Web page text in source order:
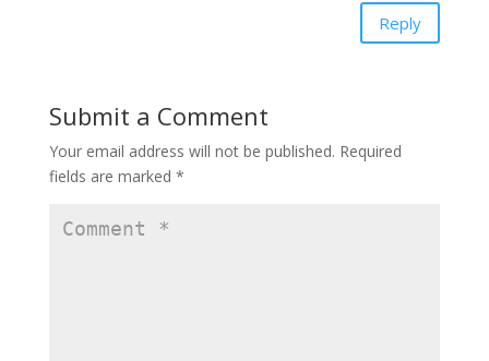
Reply
Submit a Comment
Your email address will not be published. Required
fields are marked *